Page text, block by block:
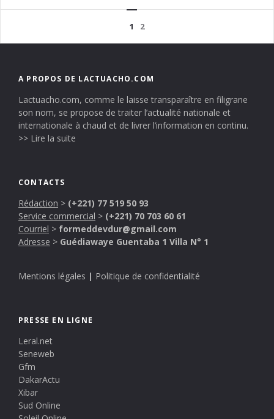
1 2
A PROPOS DE LACTUACHO.COM
Lactuacho.com, comme le laisse transparaître en filigrane
son nom, se propose de traiter l’actualité nationale et
internationale à chaud et de livrer l’information en continu.
>> Lire la suite
CONTACTS
Rédaction > (+221) 77 519 50 93
Service commercial > (+221) 70 703 60 61
Courriel > formeddevdur@gmail.com
Adresse > Guédiawaye Guentaba 1 Villa N° 1
Mentions légales | Politique de confidentialité
PRESSE EN LIGNE
Leral.net
Seneweb
Gfm
DakarActu
Xibar
Sud Online